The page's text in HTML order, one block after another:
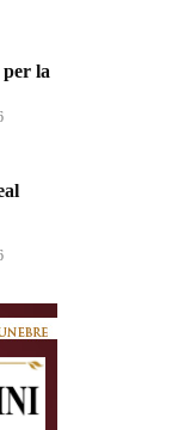
per la